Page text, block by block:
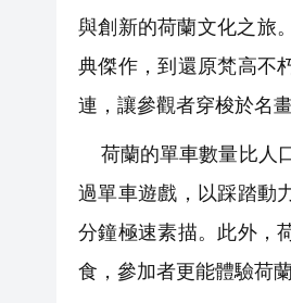
與創新的荷蘭文化之旅
典傑作，到還原梵高不
連，讓參觀者穿梭於名
荷蘭的單車數量比人
過單車遊戲，以踩踏動
分鐘極速素描。此外，
食，參加者更能體驗荷